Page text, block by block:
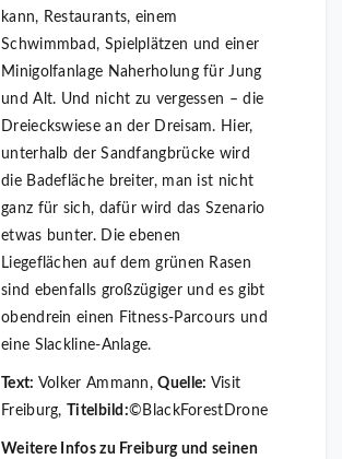
kann, Restaurants, einem
Schwimmbad, Spielplätzen und einer
Minigolfanlage Naherholung für Jung
und Alt. Und nicht zu vergessen – die
Dreieckswiese an der Dreisam. Hier,
unterhalb der Sandfangbrücke wird
die Badefläche breiter, man ist nicht
ganz für sich, dafür wird das Szenario
etwas bunter. Die ebenen
Liegeflächen auf dem grünen Rasen
sind ebenfalls großzügiger und es gibt
obendrein einen Fitness-Parcours und
eine Slackline-Anlage.
Text: Volker Ammann,Quelle: Visit
Freiburg,
Titelbild:©BlackForestDrone
Weitere Infos zu Freiburg und seinen